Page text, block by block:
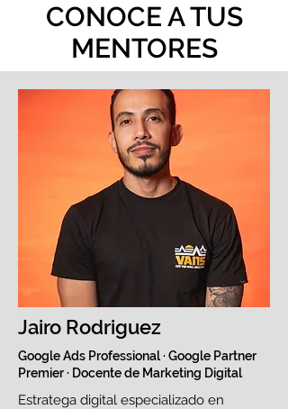
CONOCE A TUS
MENTORES
Jairo Rodriguez
Google Ads Professional · Google Partner
Premier · Docente de Marketing Digital
Estratega digital especializado en